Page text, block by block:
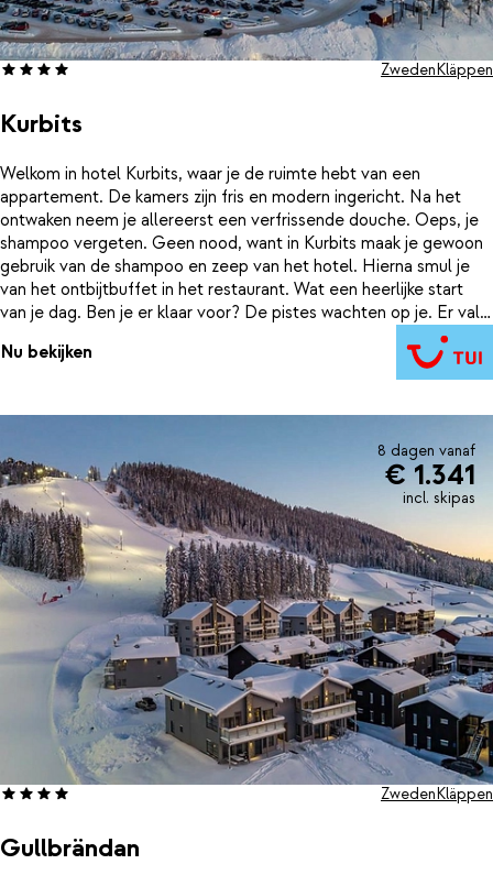
Kurbits
Zweden Kläppen
Welkom in hotel Kurbits, waar je de ruimte hebt van een
appartement. De kamers zijn fris en modern ingericht. Na het
ontwaken neem je allereerst een verfrissende douche. Oeps, je
shampoo vergeten. Geen nood, want in Kurbits maak je gewoon
gebruik van de shampoo en zeep van het hotel. Hierna smul je
van het ontbijtbuffet in het restaurant. Wat een heerlijke start
van je dag. Ben je er klaar voor? De pistes wachten op je. Er valt
zó veel te beleven, hier verveel je je nooit. Terug in het hotel
schuif je weer aan in het restaurant voor een gezellig diner. Of
kook een eenpansgerecht in je eigen kitchenette of keuken.
Nu bekijken
8 dagen vanaf
€ 1.341
incl. skipas
Gullbrändan
ZwedenKläppen